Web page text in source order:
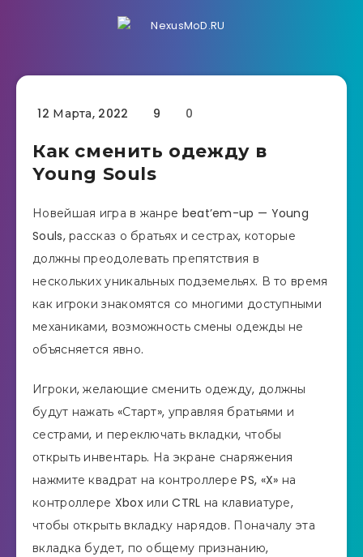
12 Марта, 2022 9 0
Как сменить одежду в
Young Souls
Новейшая игра в жанре beat’em-up — Young
Souls, рассказ о братьях и сестрах, которые
должны преодолевать препятствия в
нескольких уникальных подземельях. В то время
как игроки знакомятся со многими доступными
механиками, возможность смены одежды не
объясняется явно.
Игроки, желающие сменить одежду, должны
будут нажать «Старт», управляя братьями и
сестрами, и переключать вкладки, чтобы
открыть инвентарь. На экране снаряжения
нажмите квадрат на контроллере PS, «X» на
контроллере Xbox или CTRL на клавиатуре,
чтобы открыть вкладку нарядов. Поначалу эта
вкладка будет, по общему признанию,